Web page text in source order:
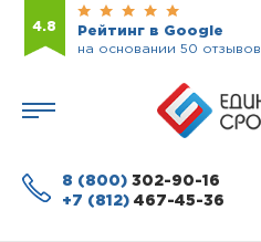
4.8
Рейтинг в Google
на основании 50 отзывов
8 (800) 302-90-16
+7 (812) 467-45-36